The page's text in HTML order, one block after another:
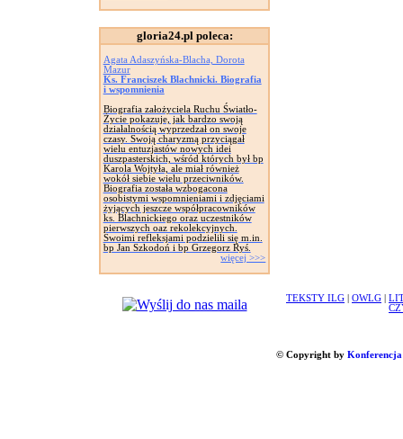
gloria24.pl poleca:
Agata Adaszyńska-Blacha, Dorota
Mazur
Ks. Franciszek Blachnicki. Biografia
i wspomnienia
Biografia założyciela Ruchu Światło-
Życie pokazuje, jak bardzo swoją
działalnością wyprzedzał on swoje
czasy. Swoją charyzmą przyciągał
wielu entuzjastów nowych idei
duszpasterskich, wśród których był bp
Karola Wojtyła, ale miał również
wokół siebie wielu przeciwników.
Biografia została wzbogacona
osobistymi wspomnieniami i zdjęciami
żyjących jeszcze współpracowników
ks. Blachnickiego oraz uczestników
pierwszych oaz rekolekcyjnych.
Swoimi refleksjami podzielili się m.in.
bp Jan Szkodoń i bp Grzegorz Ryś.
więcej >>>
TEKSTY ILG OWLG
© Copyright by Konferencja